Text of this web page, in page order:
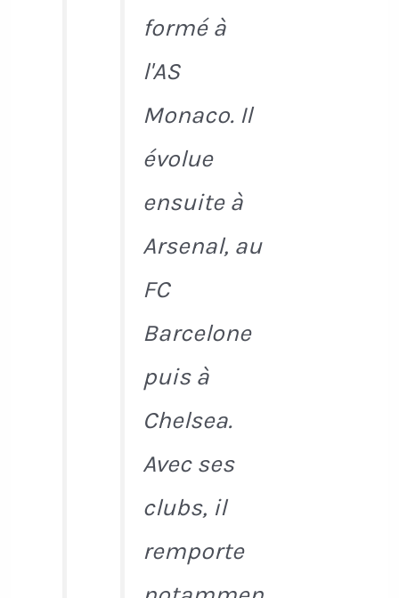
formé à
l'AS
Monaco. Il
évolue
ensuite à
Arsenal, au
FC
Barcelone
puis à
Chelsea.
Avec ses
clubs, il
remporte